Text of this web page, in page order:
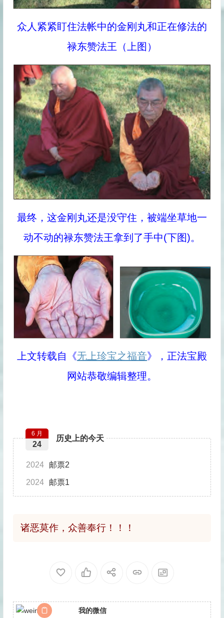
众人紧紧盯住法帐中的金刚丸和正在修法的
禄东赞法王（上图）
最终，这金刚丸还是没守住，被端坐草地一
动不动的禄东赞法王拿到了手中(下图)。
上文转载自《无上珍宝之福音》，正法宝殿
网站恭敬编辑整理。
历史上的今天
6 月
24
2024 邮票2
2024 邮票1
诸恶莫作，众善奉行！！！
我的微信